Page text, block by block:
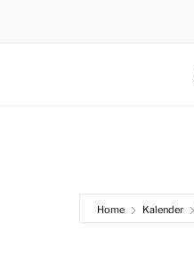
Home Kalender